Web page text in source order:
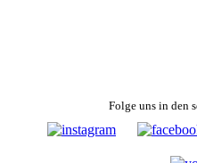
Folge uns in den